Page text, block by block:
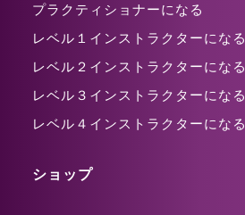
プラクティショナーになる
レベル１インストラクターになる
レベル２インストラクターになる
レベル３インストラクターになる
レベル４インストラクターになる
ショップ